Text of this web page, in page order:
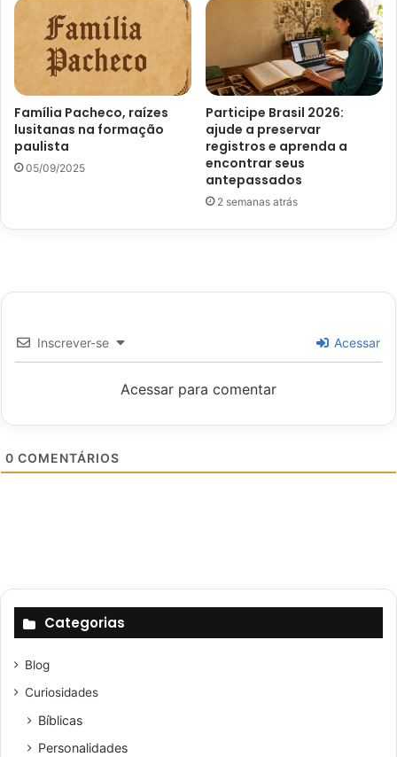
Família Pacheco, raízes
lusitanas na formação
paulista
05/09/2025
Participe Brasil 2026:
ajude a preservar
registros e aprenda a
encontrar seus
antepassados
2 semanas atrás
Inscrever-se Acessar
Acessar para comentar
0 COMENTÁRIOS
Categorias
Blog
Curiosidades
Bíblicas
Personalidades